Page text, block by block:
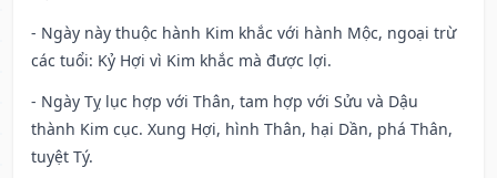
- Ngày này thuộc hành Kim khắc với hành Mộc, ngoại trừ
các tuổi: Kỷ Hợi vì Kim khắc mà được lợi.
- Ngày Tỵ lục hợp với Thân, tam hợp với Sửu và Dậu
thành Kim cục. Xung Hợi, hình Thân, hại Dần, phá Thân,
tuyệt Tý.